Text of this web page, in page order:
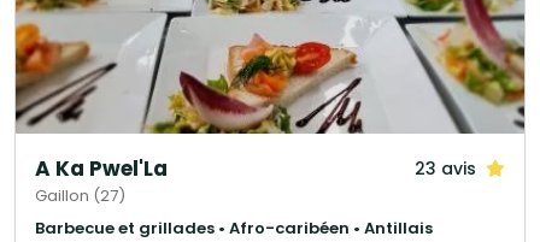
A Ka Pwel'La 23 avis
Gaillon (27)
Barbecue et grillades • Afro-caribéen • Antillais